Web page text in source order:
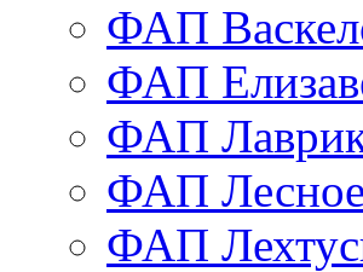
ФАП
ФАП
ФАП
ФАП Лесное
ФАП